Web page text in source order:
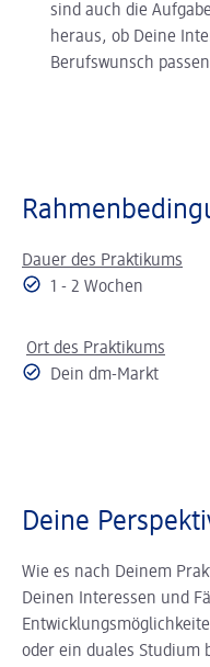
sind auch die
heraus, ob Deine
Berufswunsch
Dauer des Praktikums
1 - 2 Wochen
Ort des Praktikums
Dein dm-Markt
Deine
Wie es nach Deinem
Deinen Interessen und
oder ein duales Studium